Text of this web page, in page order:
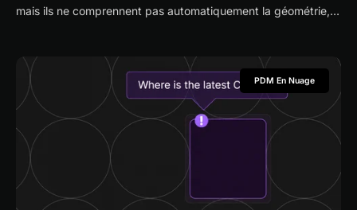
mais ils ne comprennent pas automatiquement la géométrie,
généraliste suffit et quand un PDM conçu pour la CAO devient
plus pratique.
PDM En Nuage